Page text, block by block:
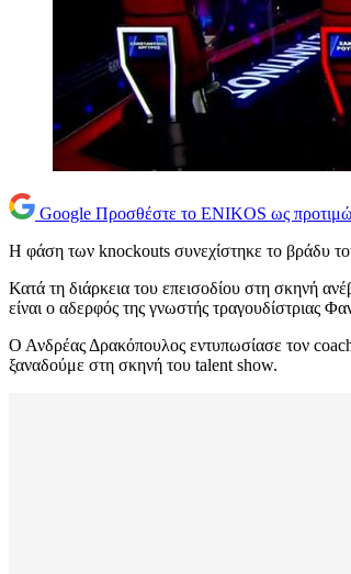
Google Προσθέστε το ENIKOS ως
Η φάση των knockouts συνεχίστηκε το βράδυ
Κατά τη διάρκεια του επεισοδίου στη σκηνή
είναι ο αδερφός της γνωστής τραγουδίστριας
Ο Ανδρέας Δρακόπουλος εντυπωσίασε τον
ξαναδούμε στη σκηνή του talent show.